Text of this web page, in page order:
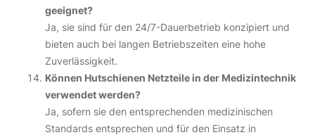
geeignet?
Ja, sie sind für den 24/7-Dauerbetrieb konzipiert und
bieten auch bei langen Betriebszeiten eine hohe
Zuverlässigkeit.
Können Hutschienen Netzteile in der Medizintechnik
verwendet werden?
Ja, sofern sie den entsprechenden medizinischen
Standards entsprechen und für den Einsatz in